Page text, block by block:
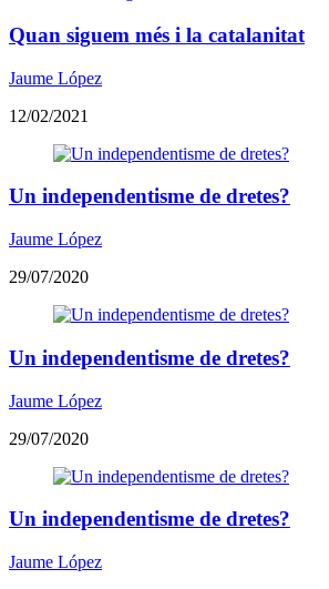
Quan siguem més i la catalanitat
Jaume López
12/02/2021
Un independentisme de dretes?
Jaume López
29/07/2020
Un independentisme de dretes?
Jaume López
29/07/2020
Un independentisme de dretes?
Jaume López